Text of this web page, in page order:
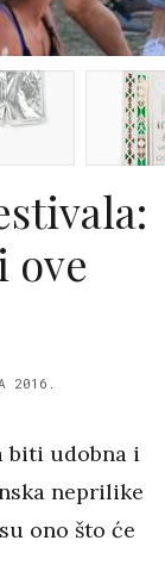
ove
2016.
biti udobna i
neprilike
ono što će